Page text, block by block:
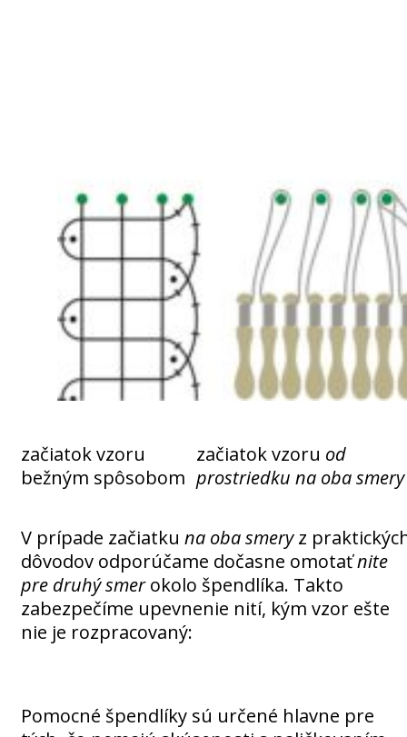
začiatok vzoru
bežným spôsobom
začiatok vzoru od
prostriedku na oba smery
V prípade začiatku na oba smeryz
dôvodov odporúčame dočasne omotaťnite
pre druhý smerokolo špendlíka. Takto
zabezpečíme upevnenie nití, kým vzor ešte
nie je rozpracovaný:
Pomocné špendlíky sú určené hlavne pre